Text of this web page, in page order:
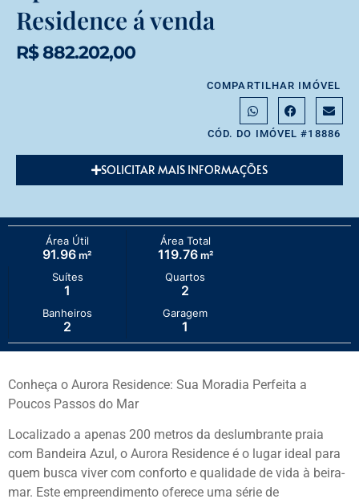
Residence á venda
R$ 882.202,00
COMPARTILHAR IMÓVEL
CÓD. DO IMÓVEL #18886
SOLICITAR MAIS INFORMAÇÕES
Área Útil
91.96 m²
Área Total
119.76m²
Suítes
1
Quartos
2
Banheiros
2
Garagem
1
Conheça o Aurora Residence: Sua Moradia Perfeita a
Poucos Passos do Mar
Localizado a apenas 200 metros da deslumbrante praia
com Bandeira Azul, o Aurora Residence é o lugar ideal para
quem busca viver com conforto e qualidade de vida à beira-
mar. Este empreendimento oferece uma série de